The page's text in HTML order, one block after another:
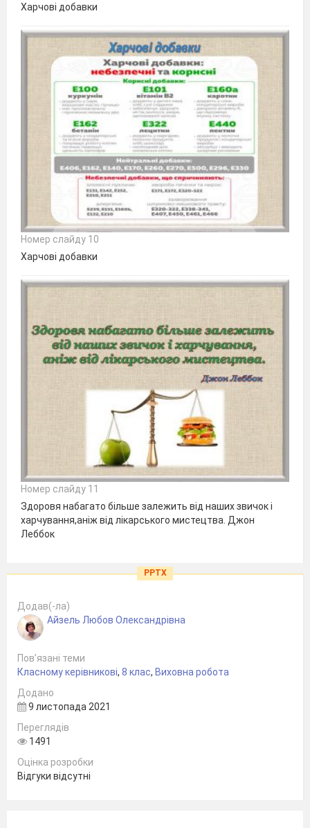
Харчові добавки
Номер слайду 10
Харчові добавки
Номер слайду 11
Здоровя набагато більше залежить від наших звичок і
харчування,аніж від лікарського мистецтва. Джон
Леббок
PPTX
Додав(-ла)
Айзель Любов Олександрівна
Пов’язані теми
Класному керівникові, 8 клас, Виховна робота
Додано
9 листопада 2021
Переглядів
1491
Оцінка розробки
Відгуки відсутні